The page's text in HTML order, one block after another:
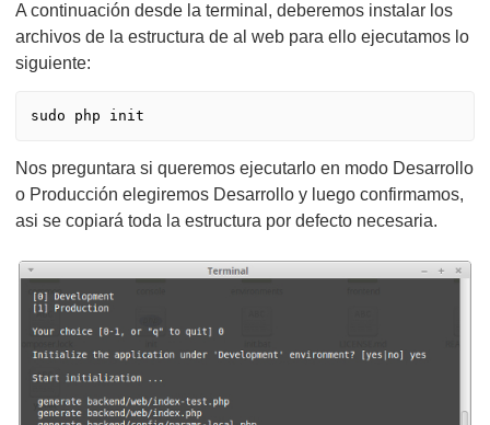
A continuación desde la terminal, deberemos instalar los
archivos de la estructura de al web para ello ejecutamos lo
siguiente:
sudo php init
Nos preguntara si queremos ejecutarlo en modo Desarrollo
o Producción elegiremos Desarrollo y luego confirmamos,
asi se copiará toda la estructura por defecto necesaria.